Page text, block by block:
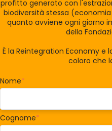
profitto generato con
biodiversità stessa
quanto avviene ogni giorno
della
È la Reintegration Economy e
coloro che
Nome*
Cognome*